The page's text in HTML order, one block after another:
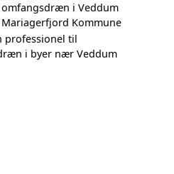
omfangsdræn i Veddum
Kommune
professionel til
i byer nær Veddum